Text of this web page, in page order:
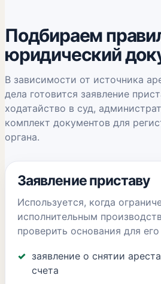
Подбираем
юридический
В зависимости от источника
дела готовится заявление
ходатайство в суд,
комплект документов для
органа.
Заявление приставу
Используется, когда
исполнительным
проверить основания для его
заявление о снятии
счета